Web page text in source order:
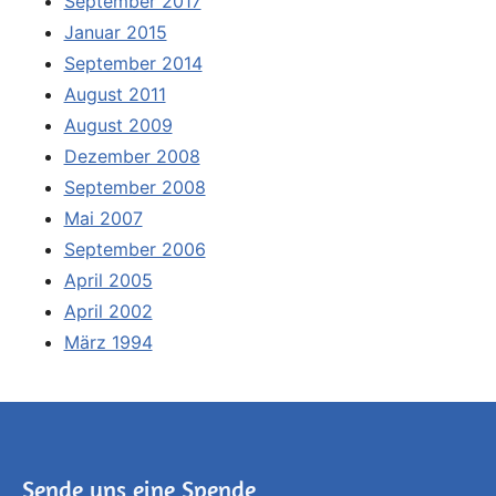
Januar 2015
September 2014
August 2011
August 2009
Dezember 2008
September 2008
Mai 2007
September 2006
April 2005
April 2002
März 1994
Sende uns eine Spende